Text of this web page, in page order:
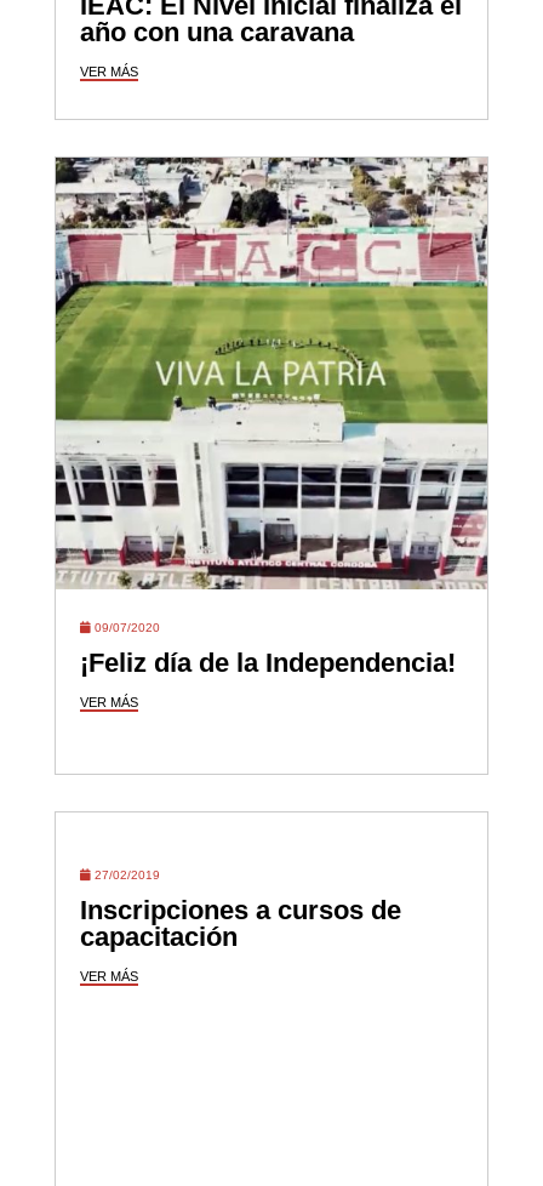
año con una caravana
VER MÁS
09/07/2020
¡Feliz día de la Independencia!
VER MÁS
27/02/2019
Inscripciones a cursos de
capacitación
VER MÁS